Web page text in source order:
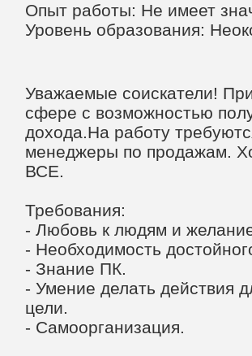
Опыт работы: Не имеет
Уровень образования:
Уважаемые соискатели!
сфере с возможностью
дохода.На работу
менеджеры по продажам.
ВСЕ.
Требования:
- Любовь к людям и
- Необходимость
- Знание ПК.
- Умение делать действия
цели.
- Самоорганизация.